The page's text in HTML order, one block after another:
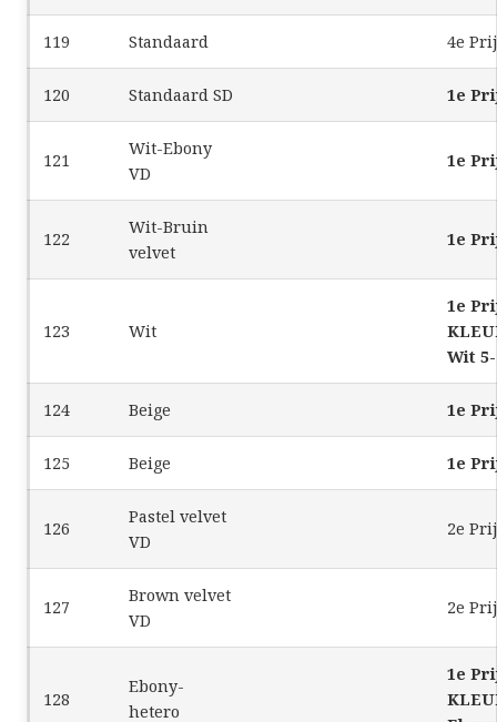
119 Standaard 4e
120 Standaard SD 1e
121
Wit-Ebony
VD
1e
122
Wit-Bruin
velvet
1e
123 Wit
1e
Wit
124 Beige 1e
125 Beige 1e
126
Pastel velvet
VD
2e
127
Brown velvet
VD
2e
128
Ebony-
hetero
1e